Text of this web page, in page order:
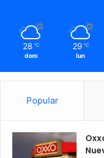
28 ℃
dom
29 ℃
lun
Popular